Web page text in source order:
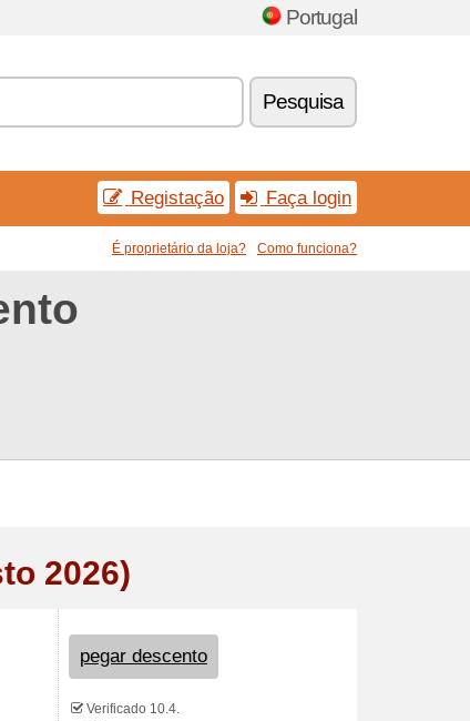
Portugal
Pesquisa
Registação Faça login
É proprietário da loja? Como funciona?
2026)
pegar descento
Verificado 10.4.